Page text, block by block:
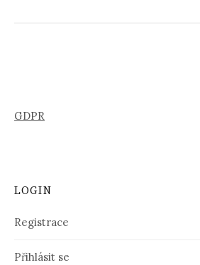
GDPR
LOGIN
Registrace
Přihlásit se